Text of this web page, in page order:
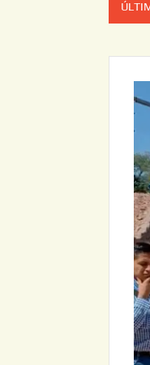
vez no es el estado de